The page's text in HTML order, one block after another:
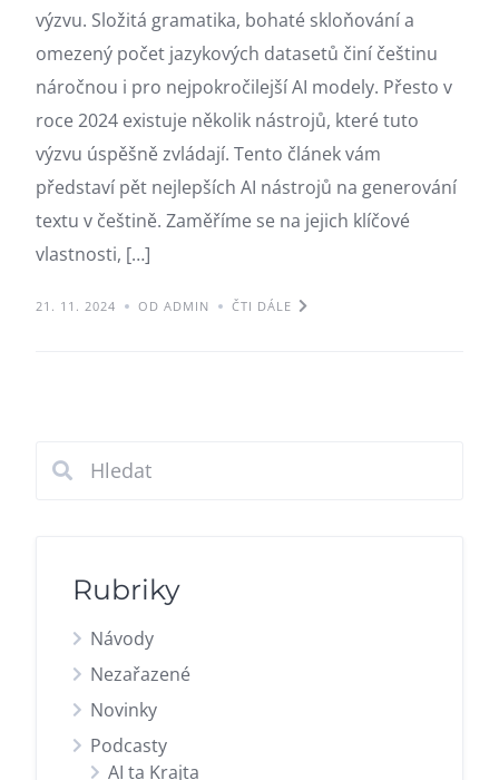
výzvu. Složitá gramatika, bohaté skloňování a
omezený počet jazykových datasetů činí češtinu
náročnou i pro nejpokročilejší AI modely. Přesto v
roce 2024 existuje několik nástrojů, které tuto
výzvu úspěšně zvládají. Tento článek vám
představí pět nejlepších AI nástrojů na generování
textu v češtině. Zaměříme se na jejich klíčové
vlastnosti, […]
21. 11. 2024 OD ADMIN ČTI DÁLE
Rubriky
Návody
Nezařazené
Novinky
Podcasty
AI ta Krajta